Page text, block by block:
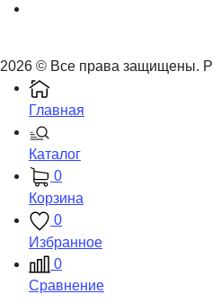
2026 © Все права защищены.
Главная
Каталог
0
Корзина
0
Избранное
0
Сравнение